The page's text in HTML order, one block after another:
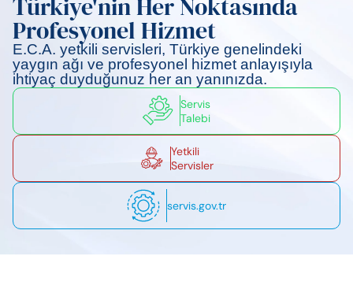
Politikalarımız
Sertifikalar
Vakfımız
Periyodik Bakımda Yapılanlar
Arıza Kodları
Korsan Servis Uyarısı
Servis Talebi
Profesyonel Hizmet
E.C.A. yetkili servisleri, Türkiye genelindeki
yaygın ağı ve profesyonel hizmet anlayışıyla
ihtiyaç duyduğunuz her an yanınızda.
Servis
Talebi
Yetkili
Servisler
servis.gov.tr